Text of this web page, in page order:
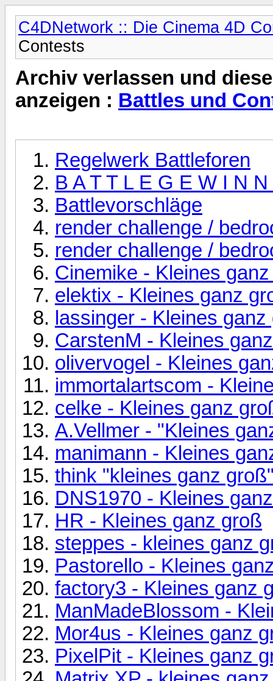
C4DNetwork :: Die Cinema 4D
Contests
Archiv verlassen und
anzeigen : Battles und
Regelwerk Battleforen
B A T T L E G E W I N
Battlevorschläge
render challenge /
render challenge /
Cinemike - Kleines
elektix - Kleines ganz
lassinger - Kleines ganz
CarstenM - Kleines
olivervogel - Kleines
immortalartscom -
celke - Kleines ganz
A.Vellmer - "Kleines
manimann - Kleines
think "kleines ganz
DNS1970 - Kleines
HR - Kleines ganz groß
steppes - kleines ganz
Pastorello - Kleines
factory3 - Kleines ganz
ManMadeBlossom -
Mor4us - Kleines ganz
PixelPit - Kleines ganz